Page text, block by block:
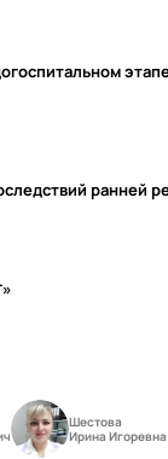
ранней
Шестова
Ирина Игоревна